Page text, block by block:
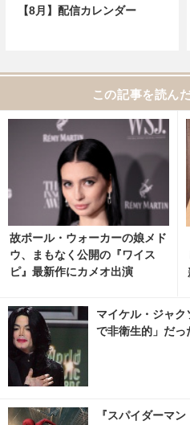
【8月】配信カレンダー
この記事を読ん
故ポール・ウォーカーの娘メド
ウ、まもなく公開の『ワイス
ピ』最新作にカメオ出演
マイケル・ジャ
で非衛生的」だっ
『スパイダーマ